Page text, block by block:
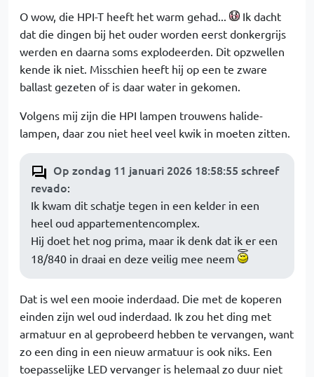
O wow, die HPI-T heeft het warm gehad...
Ik dacht
dat die dingen bij het ouder worden eerst donkergrijs
werden en daarna soms explodeerden. Dit opzwellen
kende ik niet. Misschien heeft hij op een te zware
ballast gezeten of is daar water in gekomen.
Volgens mij zijn die HPI lampen trouwens halide-
lampen, daar zou niet heel veel kwik in moeten zitten.
Op zondag 11 januari 2026 18:58:55 schreef
revado:
Ik kwam dit schatje tegen in een kelder in een
heel oud appartementencomplex.
Hij doet het nog prima, maar ik denk dat ik er een
18/840 in draai en deze veilig mee neem
Dat is wel een mooie inderdaad. Die met de koperen
einden zijn wel oud inderdaad. Ik zou het ding met
armatuur en al geprobeerd hebben te vervangen, want
zo een ding in een nieuw armatuur is ook niks. Een
toepasselijke LED vervanger is helemaal zo duur niet